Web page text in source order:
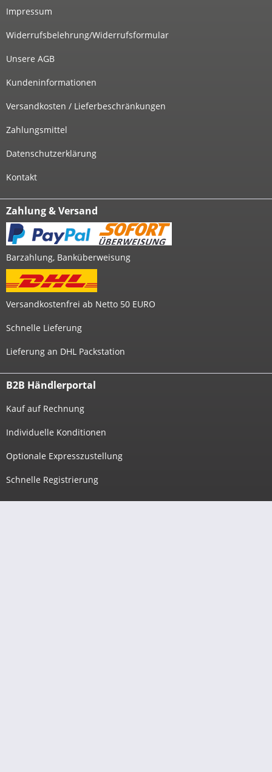
Impressum
Widerrufsbelehrung/Widerrufsformular
Unsere AGB
Kundeninformationen
Versandkosten / Lieferbeschränkungen
Zahlungsmittel
Datenschutzerklärung
Kontakt
Zahlung & Versand
Barzahlung, Banküberweisung
Versandkostenfrei ab Netto 50 EURO
Schnelle Lieferung
Lieferung an DHL Packstation
B2B Händlerportal
Kauf auf Rechnung
Individuelle Konditionen
Optionale Expresszustellung
Schnelle Registrierung